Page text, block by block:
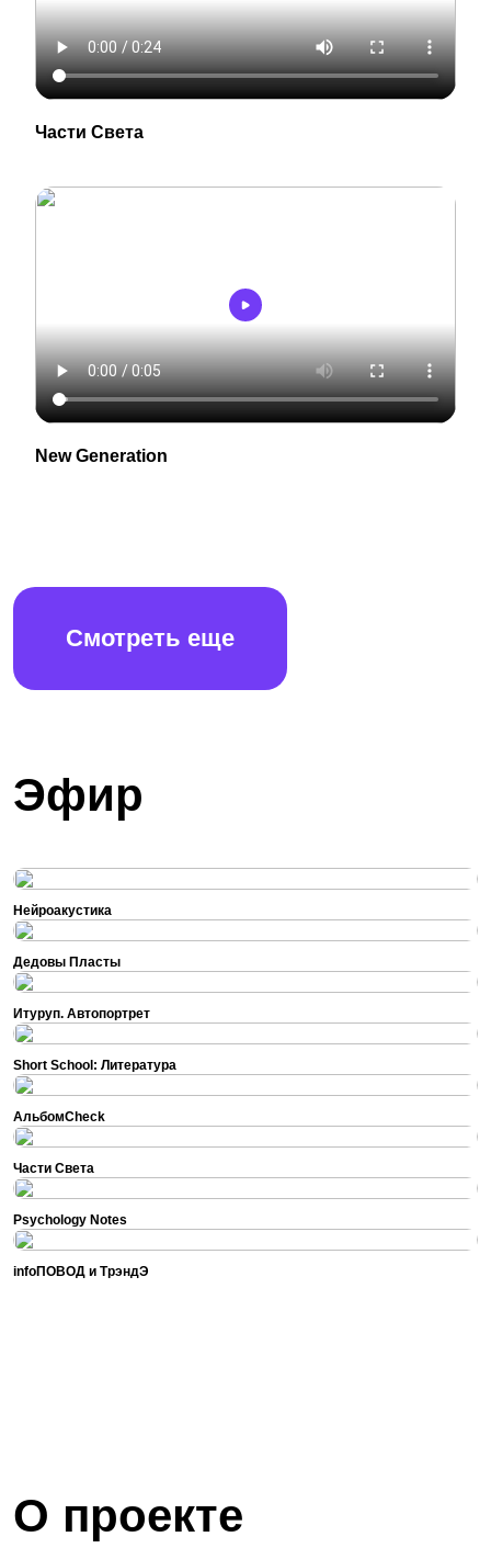
Части Света
New Generation
Смотреть еще
Эфир
Нейроакустика
Дедовы Пласты
Итуруп. Автопортрет
Short School: Литература
АльбомCheck
Части Cвета
Psychology Notes
infoПОВОД и ТрэндЭ
О проекте